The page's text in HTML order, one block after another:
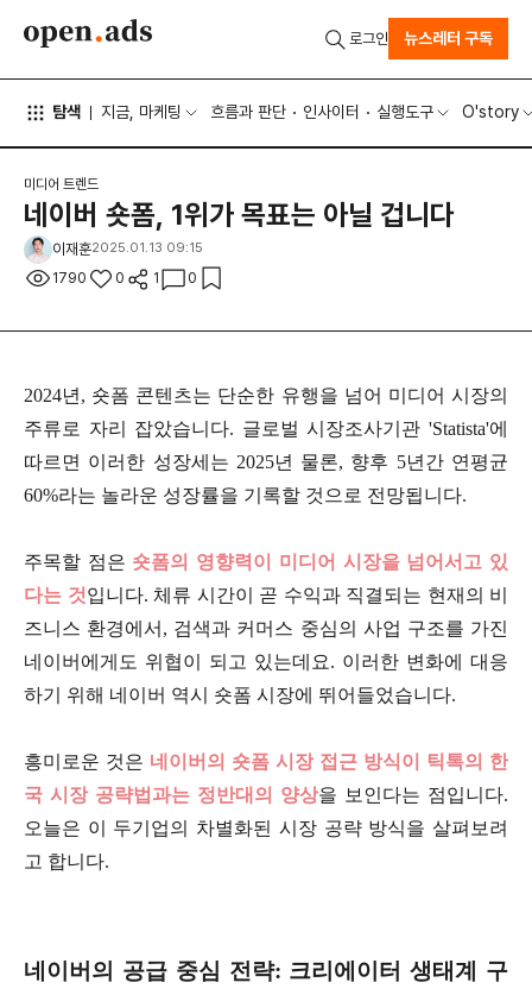
탐색 지금, 마케팅 흐름과 판단 인사이터 실행도구 O'story
로그인 뉴스레터 구독
미디어 트렌드
네이버 숏폼, 1위가 목표는 아닐 겁니다
이재훈2025.01.13 09:15
1790 0 1 0
2024년, 숏폼 콘텐츠는 단순한 유행을 넘어 미디어 시장의
주류로 자리 잡았습니다. 글로벌 시장조사기관 'Statista'에
따르면 이러한 성장세는 2025년 물론, 향후 5년간 연평균
60%라는 놀라운 성장률을 기록할 것으로 전망됩니다.
주목할 점은 숏폼의 영향력이 미디어 시장을 넘어서고 있
다는 것입니다. 체류 시간이 곧 수익과 직결되는 현재의 비
즈니스 환경에서, 검색과 커머스 중심의 사업 구조를 가진
네이버에게도 위협이 되고 있는데요. 이러한 변화에 대응
하기 위해 네이버 역시 숏폼 시장에 뛰어들었습니다.
흥미로운 것은 네이버의 숏폼 시장 접근 방식이 틱톡의 한
국 시장 공략법과는 정반대의 양상을 보인다는 점입니다.
오늘은 이 두기업의 차별화된 시장 공략 방식을 살펴보려
고 합니다.
네이버의 공급 중심 전략: 크리에이터 생태계 구